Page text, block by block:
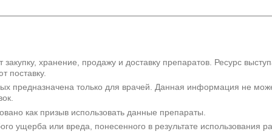
- Женские половые
- Железы внутренней
хранение, продажу и доставку препаратов. Ресурс
поставку.
предназначена только для врачей. Данная информация не
как призыв использовать данные препараты.
ущерба или вреда, понесенного в результате